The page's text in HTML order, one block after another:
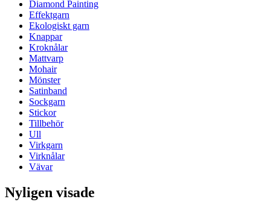
Diamond Painting
Effektgarn
Ekologiskt garn
Knappar
Kroknålar
Mattvarp
Mohair
Mönster
Satinband
Sockgarn
Stickor
Tillbehör
Ull
Virkgarn
Virknålar
Vävar
Nyligen visade